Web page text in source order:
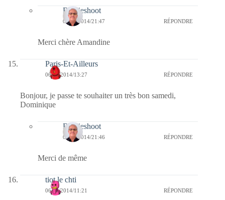
Bernieshoot
06/09/2014/21:47 RÉPONDRE
Merci chère Amandine
Paris-Et-Ailleurs
06/09/2014/13:27 RÉPONDRE
Bonjour, je passe te souhaiter un très bon samedi,
Dominique
Bernieshoot
06/09/2014/21:46 RÉPONDRE
Merci de même
tiot le chti
06/09/2014/11:21 RÉPONDRE